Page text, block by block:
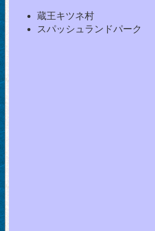
蔵王キツネ村
スパッシュランドパーク